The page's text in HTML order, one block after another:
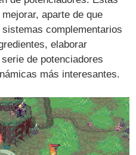
aparte de que
complementarios
elaborar
de potenciadores
más interesantes.